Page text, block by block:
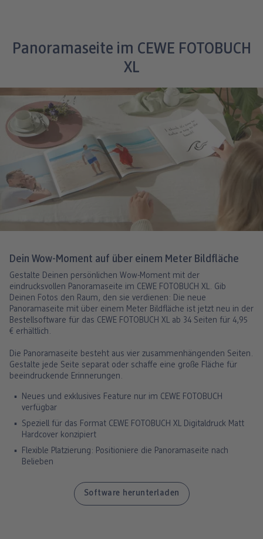
Panoramaseite im CEWE FOTOBUCH
XL
Dein Wow-Moment auf über einem Meter Bildfläche
Gestalte Deinen persönlichen Wow-Moment mit der
eindrucksvollen Panoramaseite im CEWE FOTOBUCH XL. Gib
Deinen Fotos den Raum, den sie verdienen: Die neue
Panoramaseite mit über einem Meter Bildfläche ist jetzt neu in der
Bestellsoftware für das CEWE FOTOBUCH XL ab 34 Seiten für 4,95
€ erhältlich.
Die Panoramaseite besteht aus vier zusammenhängenden Seiten.
Gestalte jede Seite separat oder schaffe eine große Fläche für
beeindruckende Erinnerungen.
Neues und exklusives Feature nur im CEWE FOTOBUCH
verfügbar
Speziell für das Format CEWE FOTOBUCH XL Digitaldruck Matt
Hardcover konzipiert
Flexible Platzierung: Positioniere die Panoramaseite nach
Belieben
Software herunterladen